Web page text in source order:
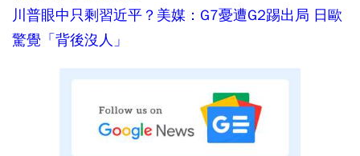
川普眼中只剩習近平？美媒：G7憂遭G2踢出局 日歐
驚覺「背後沒人」